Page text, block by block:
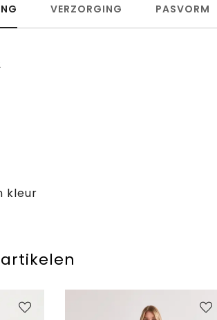
VERZORGING
PASVORM
kleur